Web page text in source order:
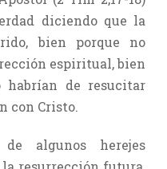
diciendo que la
bien porque no
espiritual, bien
habrían de resucitar
con Cristo.
algunos herejes